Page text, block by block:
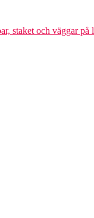
staket och väggar på